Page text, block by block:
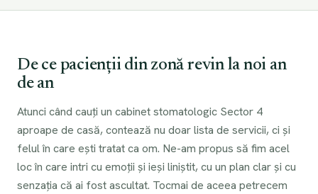
măsură ce avansează lucrarea. Discutăm detaliile încă de
De ce pacienții din zonă revin la noi an
de an
Atunci când cauți un cabinet stomatologic Sector 4
aproape de casă, contează nu doar lista de servicii, ci și
felul în care ești tratat ca om. Ne-am propus să fim acel
loc în care intri cu emoții și ieși liniștit, cu un plan clar și cu
senzația că ai fost ascultat. Tocmai de aceea petrecem